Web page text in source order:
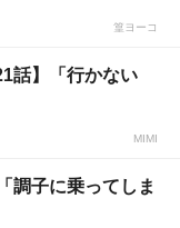
篁ヨーコ
話】「行かない
MIMI
調子に乗ってしま